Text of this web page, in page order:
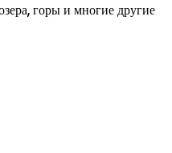
горы и многие другие